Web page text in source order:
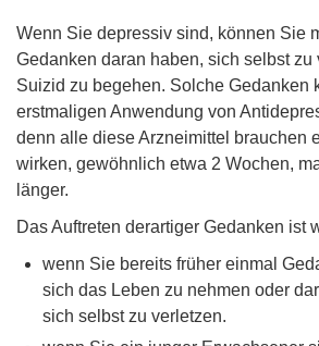
Wenn Sie depressiv sind, können Sie
Gedanken daran haben, sich selbst zu
Suizid zu begehen. Solche Gedanken
erstmaligen Anwendung von
denn alle diese Arzneimittel brauchen
wirken, gewöhnlich etwa 2 Wochen,
länger.
Das Auftreten derartiger Gedanken ist
wenn Sie bereits früher einmal
sich das Leben zu nehmen oder
sich selbst zu verletzen.